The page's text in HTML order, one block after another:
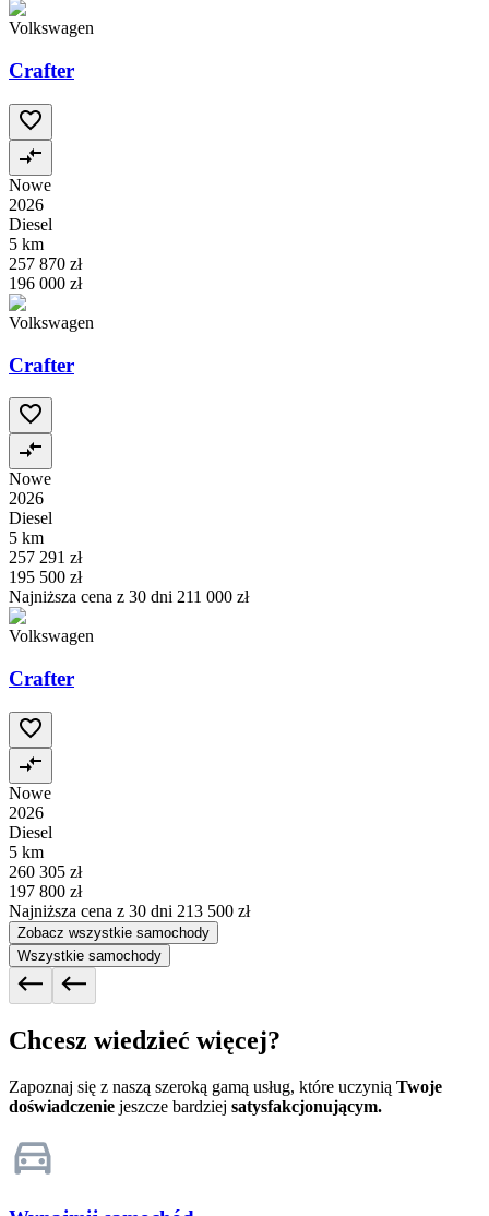
Volkswagen
Crafter
Nowe
2026
Diesel
5 km
257 870 zł
196 000 zł
Volkswagen
Crafter
Nowe
2026
Diesel
5 km
257 291 zł
195 500 zł
Najniższa cena z 30 dni 211 000 zł
Volkswagen
Crafter
Nowe
2026
Diesel
5 km
260 305 zł
197 800 zł
Najniższa cena z 30 dni 213 500 zł
Zobacz wszystkie samochody
Wszystkie samochody
Chcesz wiedzieć więcej?
Zapoznaj się z naszą szeroką gamą usług, które uczynią Twoje
doświadczenie jeszcze bardziej satysfakcjonującym.